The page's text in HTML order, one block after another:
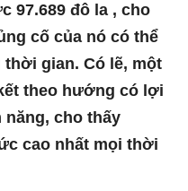
97.689 đô la , cho
cố của nó có thể
thời gian. Có lẽ, một
theo hướng có lợi
cho thấy
cao nhất mọi thời